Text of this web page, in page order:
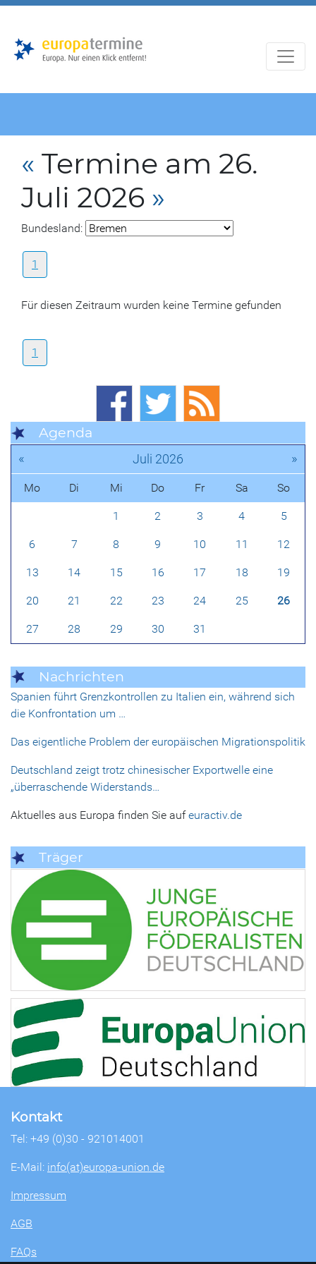
« Termine am 26.
Juli 2026 »
Bundesland:
1
Für diesen Zeitraum wurden keine Termine gefunden
1
Agenda
« Juli 2026 »
Mo Di Mi Do Fr Sa So
1 2 3 4 5
6 7 8 9 10 11 12
13 14 15 16 17 18 19
20 21 22 23 24 25 26
27 28 29 30 31
Nachrichten
Spanien führt Grenzkontrollen zu Italien ein, während sich
die Konfrontation um …
Das eigentliche Problem der europäischen Migrationspolitik
Deutschland zeigt trotz chinesischer Exportwelle eine
„überraschende Widerstands…
Aktuelles aus Europa finden Sie aufeuractiv.de
Träger
Kontakt
Tel: +49 (0)30 - 921014001
E-Mail: info(at)europa-union.de
Impressum
AGB
FAQs